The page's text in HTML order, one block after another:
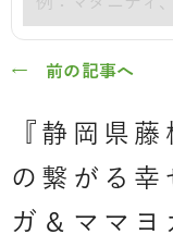
← 前の記事へ
『静岡県
の繋がる幸
ガ＆ママヨ